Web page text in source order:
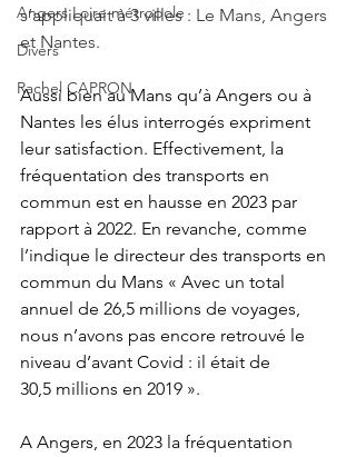
Angers Loire métropole
Divers
Rachel CAPRON
s’appliquait à 3 villes : Le Mans, Angers
et Nantes.
Aussi bien au Mans qu’à Angers ou à
Nantes les élus interrogés expriment
leur satisfaction. Effectivement, la
fréquentation des transports en
commun est en hausse en 2023 par
rapport à 2022. En revanche, comme
l’indique le directeur des transports en
commun du Mans « Avec un total
annuel de 26,5 millions de voyages,
nous n’avons pas encore retrouvé le
niveau d’avant Covid : il était de
30,5 millions en 2019 ».
A Angers, en 2023 la fréquentation